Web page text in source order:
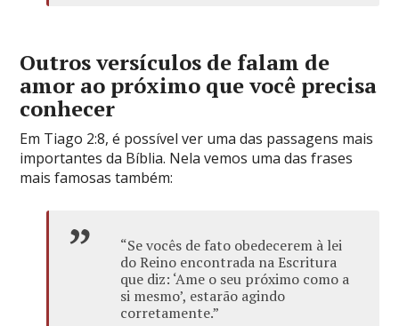
Outros versículos de falam de
amor ao próximo que você precisa
conhecer
Em Tiago 2:8, é possível ver uma das passagens mais
importantes da Bíblia. Nela vemos uma das frases
mais famosas também:
“Se vocês de fato obedecerem à lei
do Reino encontrada na Escritura
que diz: ‘Ame o seu próximo como a
si mesmo’, estarão agindo
corretamente.”